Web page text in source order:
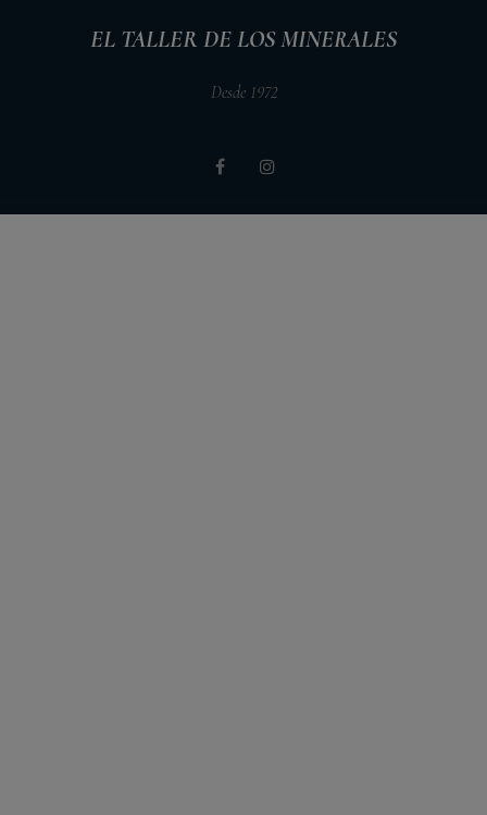
EL TALLER DE LOS MINERALES
Desde 1972